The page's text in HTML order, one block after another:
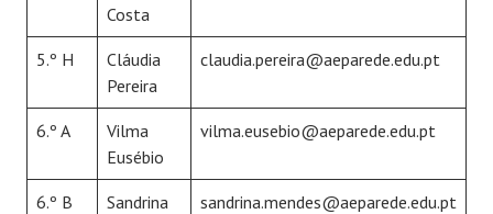
Costa
5.º H
Cláudia
Pereira
claudia.pereira@aeparede.edu.pt
6.º A
Vilma
Eusébio
vilma.eusebio@aeparede.edu.pt
6.º B
Sandrina
sandrina.mendes@aeparede.edu.pt